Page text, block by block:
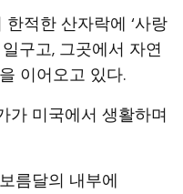
적한 산자락에 ‘사랑
구고, 그곳에서 자연
이어오고 있다.
가 미국에서 생활하며
름달의 내부에